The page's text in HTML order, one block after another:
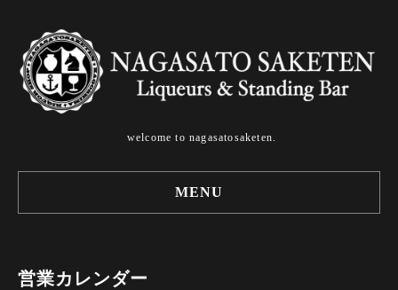
welcome to nagasatosaketen.
MENU
営業カレンダー